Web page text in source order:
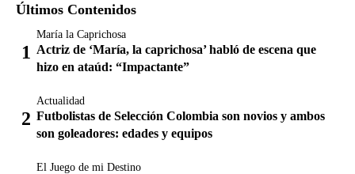
Últimos Contenidos
María la Caprichosa
Actriz de ‘María, la caprichosa’ habló de escena que
hizo en ataúd: “Impactante”
Actualidad
Futbolistas de Selección Colombia son novios y ambos
son goleadores: edades y equipos
El Juego de mi Destino